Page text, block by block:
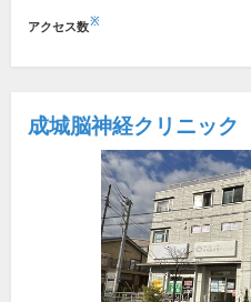
アクセス数※
成城脳神経クリニック